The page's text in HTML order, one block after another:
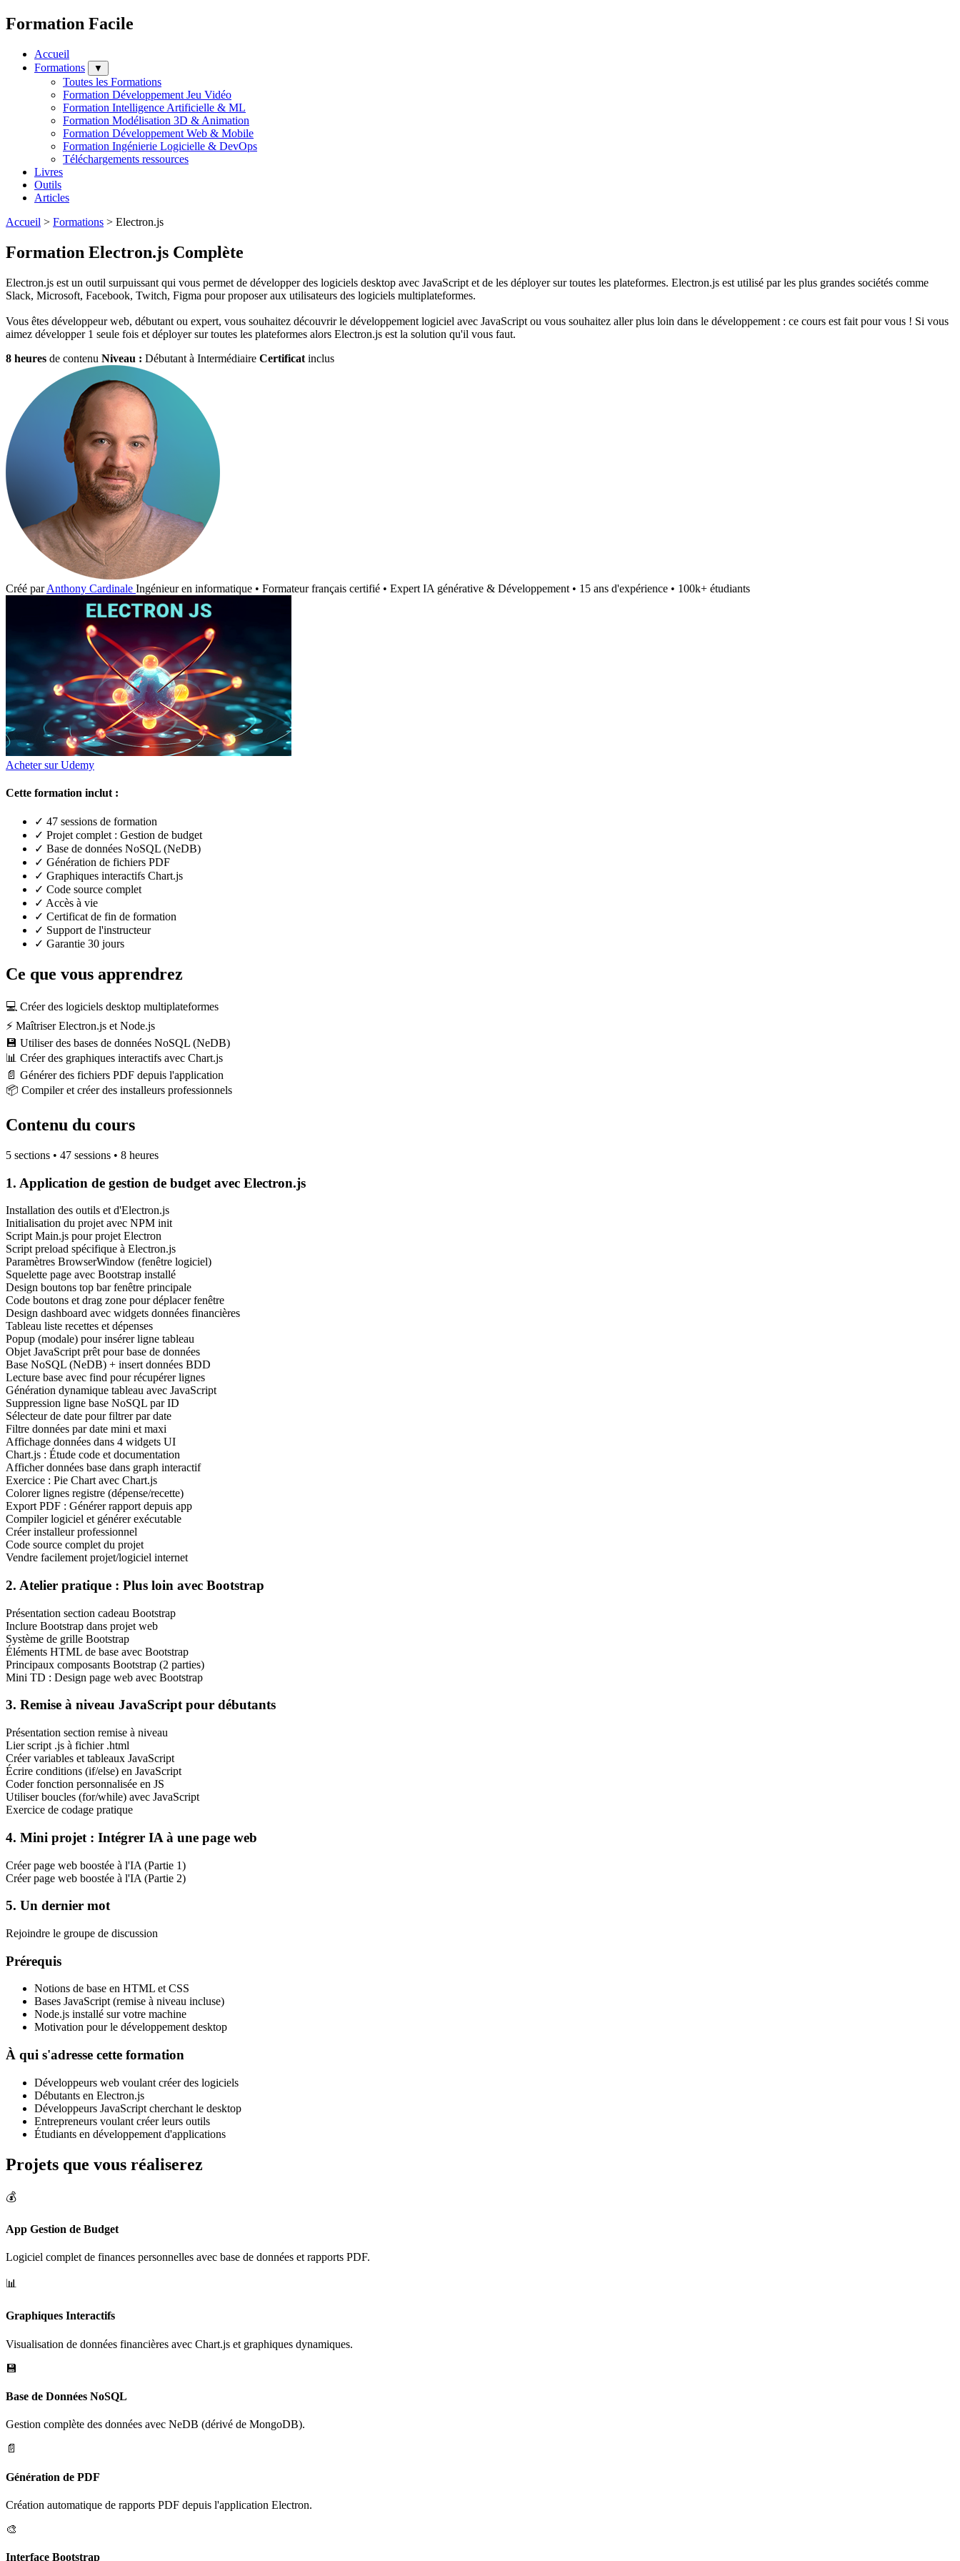
Formation Facile
Accueil
Formations
▼
Toutes les Formations
Formation Développement Jeu Vidéo
Formation Intelligence Artificielle & ML
Formation Modélisation 3D & Animation
Formation Développement Web & Mobile
Formation Ingénierie Logicielle & DevOps
Téléchargements ressources
Livres
Outils
Articles
Accueil > Formations > Electron.js
Formation Electron.js Complète
Electron.js est un outil surpuissant qui vous permet de développer des logiciels desktop avec JavaScript et de les déployer sur toutes les plateformes. Electron.js est utilisé par les plus grandes sociétés comme
Slack, Microsoft, Facebook, Twitch, Figma pour proposer aux utilisateurs des logiciels multiplateformes.
Vous êtes développeur web, débutant ou expert, vous souhaitez découvrir le développement logiciel avec JavaScript ou vous souhaitez aller plus loin dans le développement : ce cours est fait pour vous ! Si vous
aimez développer 1 seule fois et déployer sur toutes les plateformes alors Electron.js est la solution qu'il vous faut.
8 heures de contenu Niveau : Débutant à Intermédiaire Certificat inclus
Créé par Anthony Cardinale Ingénieur en informatique • Formateur français certifié • Expert IA générative & Développement • 15 ans d'expérience • 100k+ étudiants
Acheter sur Udemy
Cette formation inclut :
✓ 47 sessions de formation
✓ Projet complet : Gestion de budget
✓ Base de données NoSQL (NeDB)
✓ Génération de fichiers PDF
✓ Graphiques interactifs Chart.js
✓ Code source complet
✓ Accès à vie
✓ Certificat de fin de formation
✓ Support de l'instructeur
✓ Garantie 30 jours
Ce que vous apprendrez
💻 Créer des logiciels desktop multiplateformes
⚡ Maîtriser Electron.js et Node.js
💾 Utiliser des bases de données NoSQL (NeDB)
📊 Créer des graphiques interactifs avec Chart.js
📄 Générer des fichiers PDF depuis l'application
📦 Compiler et créer des installeurs professionnels
Contenu du cours
5 sections • 47 sessions • 8 heures
1. Application de gestion de budget avec Electron.js
Installation des outils et d'Electron.js
Initialisation du projet avec NPM init
Script Main.js pour projet Electron
Script preload spécifique à Electron.js
Paramètres BrowserWindow (fenêtre logiciel)
Squelette page avec Bootstrap installé
Design boutons top bar fenêtre principale
Code boutons et drag zone pour déplacer fenêtre
Design dashboard avec widgets données financières
Tableau liste recettes et dépenses
Popup (modale) pour insérer ligne tableau
Objet JavaScript prêt pour base de données
Base NoSQL (NeDB) + insert données BDD
Lecture base avec find pour récupérer lignes
Génération dynamique tableau avec JavaScript
Suppression ligne base NoSQL par ID
Sélecteur de date pour filtrer par date
Filtre données par date mini et maxi
Affichage données dans 4 widgets UI
Chart.js : Étude code et documentation
Afficher données base dans graph interactif
Exercice : Pie Chart avec Chart.js
Colorer lignes registre (dépense/recette)
Export PDF : Générer rapport depuis app
Compiler logiciel et générer exécutable
Créer installeur professionnel
Code source complet du projet
Vendre facilement projet/logiciel internet
2. Atelier pratique : Plus loin avec Bootstrap
Présentation section cadeau Bootstrap
Inclure Bootstrap dans projet web
Système de grille Bootstrap
Éléments HTML de base avec Bootstrap
Principaux composants Bootstrap (2 parties)
Mini TD : Design page web avec Bootstrap
3. Remise à niveau JavaScript pour débutants
Présentation section remise à niveau
Lier script .js à fichier .html
Créer variables et tableaux JavaScript
Écrire conditions (if/else) en JavaScript
Coder fonction personnalisée en JS
Utiliser boucles (for/while) avec JavaScript
Exercice de codage pratique
4. Mini projet : Intégrer IA à une page web
Créer page web boostée à l'IA (Partie 1)
Créer page web boostée à l'IA (Partie 2)
5. Un dernier mot
Rejoindre le groupe de discussion
Prérequis
Notions de base en HTML et CSS
Bases JavaScript (remise à niveau incluse)
Node.js installé sur votre machine
Motivation pour le développement desktop
À qui s'adresse cette formation
Développeurs web voulant créer des logiciels
Débutants en Electron.js
Développeurs JavaScript cherchant le desktop
Entrepreneurs voulant créer leurs outils
Étudiants en développement d'applications
Projets que vous réaliserez
💰
App Gestion de Budget
Logiciel complet de finances personnelles avec base de données et rapports PDF.
📊
Graphiques Interactifs
Visualisation de données financières avec Chart.js et graphiques dynamiques.
💾
Base de Données NoSQL
Gestion complète des données avec NeDB (dérivé de MongoDB).
📄
Génération de PDF
Création automatique de rapports PDF depuis l'application Electron.
🎨
Interface Bootstrap